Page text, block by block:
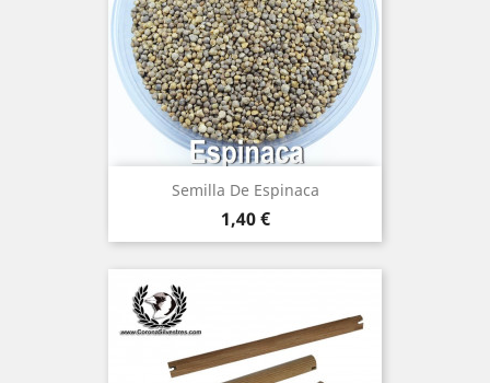
Semilla De Espinaca
Precio
1,40 €